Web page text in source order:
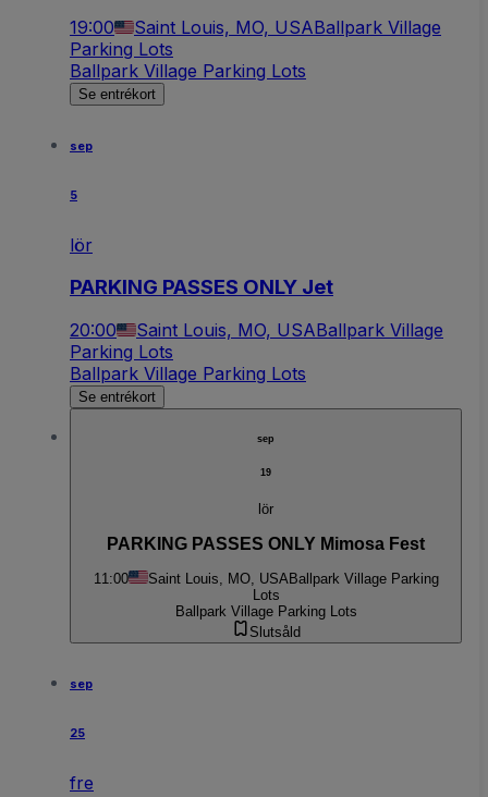
19:00 Saint Louis, MO, USABallpark Village
Parking Lots
Ballpark Village Parking Lots
Se entrékort
sep
5
lör
PARKING PASSES ONLY Jet
20:00 Saint Louis, MO, USABallpark Village
Parking Lots
Ballpark Village Parking Lots
Se entrékort
sep
19
lör
PARKING PASSES ONLY Mimosa Fest
11:00 Saint Louis, MO, USABallpark Village Parking
Lots
Ballpark Village Parking Lots
Slutsåld
sep
25
fre